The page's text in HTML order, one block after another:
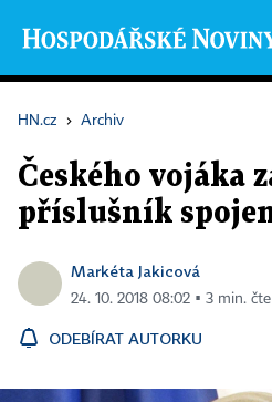
HN.cz › Archiv
Českého vojáka
příslušník
Markéta Jakicová
24. 10. 2018 08:02 ▪ 3 min.
ODEBÍRAT AUTORKU